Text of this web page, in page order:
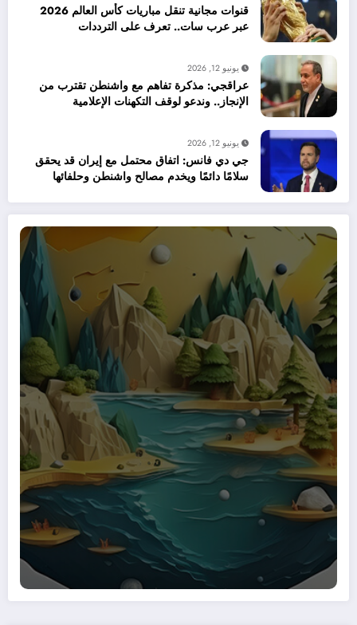
قنوات مجانية تنقل مباريات كأس العالم 2026
عبر عرب سات.. تعرف على الترددات
يونيو 12, 2026
عراقجي: مذكرة تفاهم مع واشنطن تقترب من
الإنجاز.. وندعو لوقف التكهنات الإعلامية
يونيو 12, 2026
جي دي فانس: اتفاق محتمل مع إيران قد يحقق
سلامًا دائمًا ويخدم مصالح واشنطن وحلفائها